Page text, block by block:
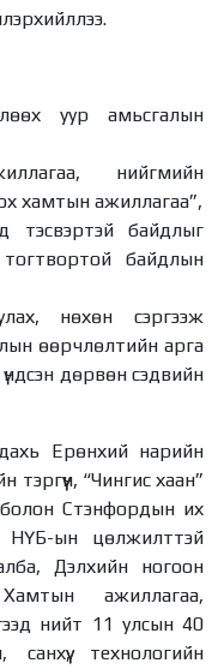
уур амьсгалын
нийгмийн
хамтын ажиллагаа”,
тэсвэртэй байдлыг
байдлын
нөхөн сэргээж
өөрчлөлтийн арга
дөрвөн сэдвийн
Ерөнхий нарийн
“Чингис хаан”
болон Стэнфордын их
НҮБ-ын цөлжилттэй
Дэлхийн ногоон
ажиллагаа,
нийт 11 улсын 40
технологийн